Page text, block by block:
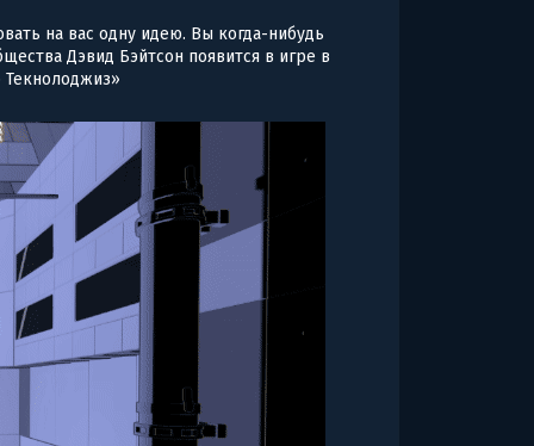
на вас одну идею. Вы когда-нибудь
Дэвид Бэйтсон появится в игре в
Текнолоджиз»